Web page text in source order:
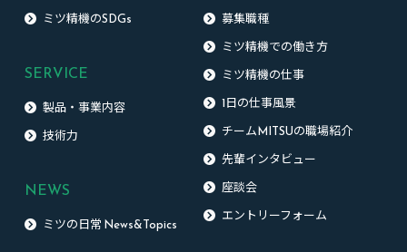
ミツ精機のSDGs
SERVICE
製品・事業内容
技術力
NEWS
ミツの日常 News&Topics
募集職種
ミツ精機での働き方
ミツ精機の仕事
1日の仕事風景
チームMITSUの職場紹介
先輩インタビュー
座談会
エントリーフォーム